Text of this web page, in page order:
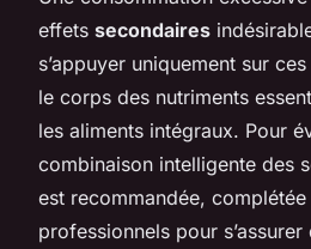
effets secondaires
s’appuyer uniquement sur
le corps des nutriments
les aliments intégraux. Pour
combinaison intelligente des
est recommandée,
professionnels pour